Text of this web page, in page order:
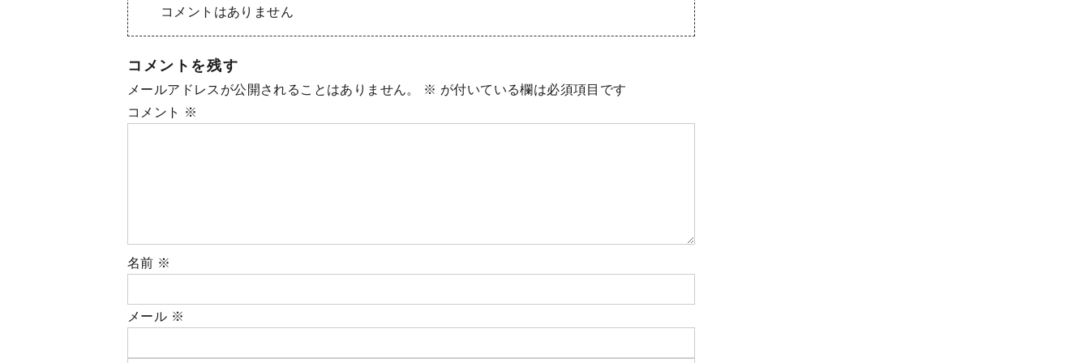
コメントはありません
コメントを残す
メールアドレスが公開されることはありません。 ※ が付いている欄は必須項目です
コメント ※
名前 ※
メール ※